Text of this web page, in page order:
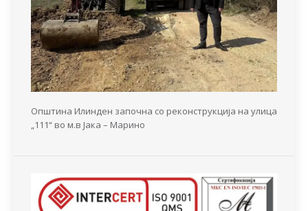
Општина Илинден започна со реконструкција на улица
„111“ во м.в Јака – Марино